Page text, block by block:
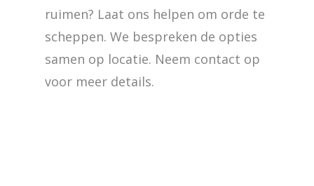
ruimen? Laat ons helpen om orde te
scheppen. We bespreken de opties
samen op locatie. Neem contact op
voor meer details.